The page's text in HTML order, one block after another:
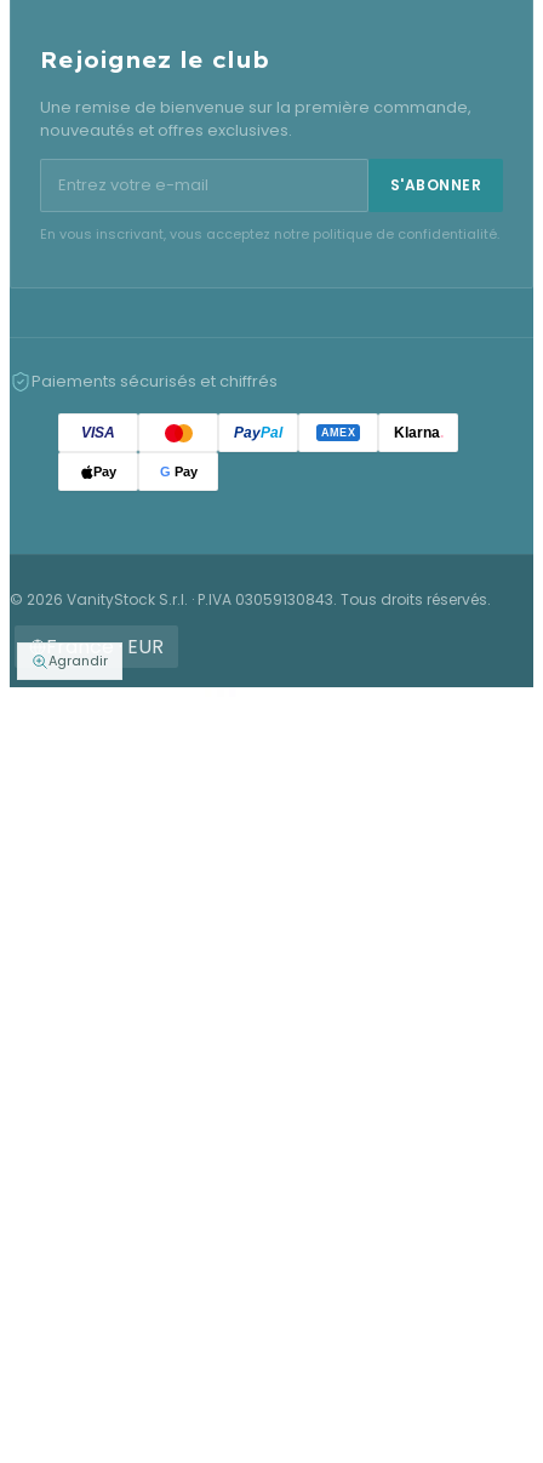
Agrandir
Rejoignez le club
Une remise de bienvenue sur la première commande,
nouveautés et offres exclusives.
Adresse e-mail pour la newsletter S'ABONNER
En vous inscrivant, vous acceptez notre politique de confidentialité.
Paiements sécurisés et chiffrés
VISA PayPal AMEX Klarna.
Pay G Pay
© 2026 VanityStock S.r.l. · P.IVA 03059130843. Tous droits réservés.
France · EUR